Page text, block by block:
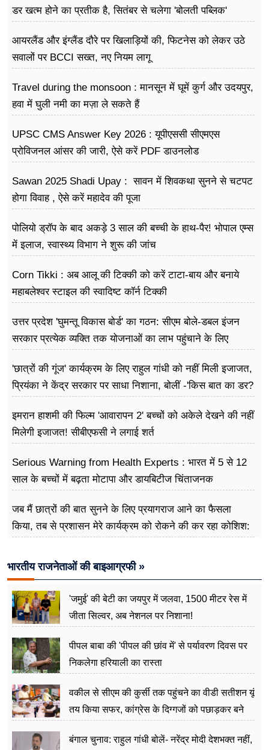
डर खत्म होने का प्रतीक है, सितंबर से चलेगा 'बोलती पब्लिक'
आयरलैंड और इंग्लैंड दौरे पर खिलाड़ियों की, फिटनेस को लेकर उठे
सवालों पर BCCI सख्त, नए नियम लागू
Travel during the monsoon : मानसून में घूमें कुर्ग और उदयपुर,
हवा में घुली नमी का मज़ा ले सकते हैं
UPSC CMS Answer Key 2026 : यूपीएससी सीएमएस
प्रोविजनल आंसर की जारी, ऐसे करें PDF डाउनलोड
Sawan 2025 Shadi Upay : सावन में शिवकथा सुनने से चटपट
होगा विवाह , ऐसे करें महादेव की पूजा
पोलियो ड्रॉप के बाद अकड़े 3 साल की बच्ची के हाथ-पैर! भोपाल एम्स
में इलाज, स्वास्थ्य विभाग ने शुरू की जांच
Corn Tikki : अब आलू की टिक्की को करें टाटा-बाय और बनाये
महाबलेश्वर स्टाइल की स्वादिष्ट कॉर्न टिक्की
उत्तर प्रदेश 'घुमन्तू विकास बोर्ड' का गठन: सीएम बोले-डबल इंजन
सरकार प्रत्येक व्यक्ति तक योजनाओं का लाभ पहुंचाने के लिए
'छात्रों की गूंज' कार्यक्रम के लिए राहुल गांधी को नहीं मिली इजाजत,
प्रियंका ने केंद्र सरकार पर साधा निशाना, बोलीं -'किस बात का डर?
इमरान हाशमी की फिल्म 'आवारापन 2' बच्चों को अकेले देखने की नहीं
मिलेगी इजाजत! सीबीएफसी ने लगाई शर्त
Serious Warning from Health Experts : भारत में 5 से 12
साल के बच्चों में बढ़ता मोटापा और डायबिटीज चिंताजनक
जब मैं छात्रों की बात सुनने के लिए प्रयागराज आने का फैसला
किया, तब से प्रशासन मेरे कार्यक्रम को रोकने की कर रहा कोशिश:
भारतीय राजनेताओं की बाइआग्रफी »
'जमुई' की बेटी का जयपुर में जलवा, 1500 मीटर रेस में
जीता सिल्वर, अब नेशनल पर निशाना!
पीपल बाबा की 'पीपल की छांव में' से पर्यावरण दिवस पर
निकलेगा हरियाली का रास्ता
वकील से सीएम की कुर्सी तक पहुंचने का वीडी सतीशन यूं
तय किया सफर, कांग्रेस के दिग्गजों को पछाड़कर बने
बंगाल चुनाव: राहुल गांधी बोलें- नरेंद्र मोदी देशभक्त नहीं,